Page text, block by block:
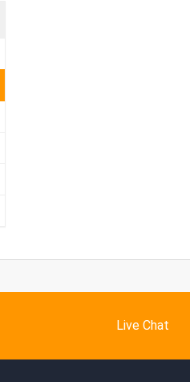
Live Chat